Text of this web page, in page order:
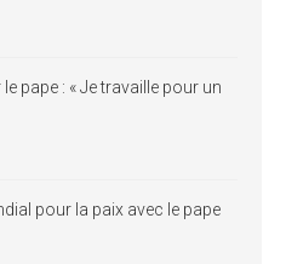
pape : « Je travaille pour un
pour la paix avec le pape